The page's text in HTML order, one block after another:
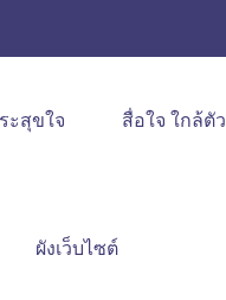
ะสุขใจ สื่อใจ ใกล้ตัว
ผังเว็บไซต์